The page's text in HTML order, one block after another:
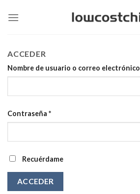
ACCEDER
Nombre de usuario o correo electrónico
Contraseña *
Recuérdame
ACCEDER